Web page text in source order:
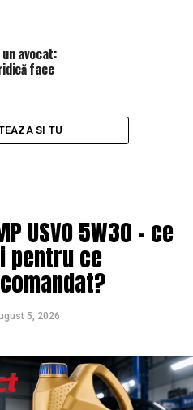
avocat:
face
SI TU
USVO 5W30 – ce
pentru ce
5, 2026